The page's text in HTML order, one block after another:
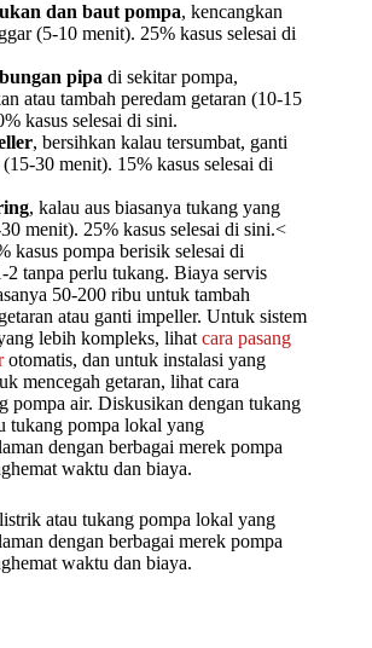
dan baut pompa, kencangkan
(5-10 menit). 25% kasus selesai di
pipa di sekitar pompa,
atau tambah peredam getaran (10-15
kasus selesai di sini.
, bersihkan kalau tersumbat, ganti
30 menit). 15% kasus selesai di
, kalau aus biasanya tukang yang
menit). 25% kasus selesai di sini.<
kasus pompa berisik selesai di
2 tanpa perlu tukang. Biaya servis
50-200 ribu untuk tambah
atau ganti impeller. Untuk sistem
lebih kompleks, lihat cara pasang
otomatis, dan untuk instalasi yang
mencegah getaran, lihat cara
pompa air. Diskusikan dengan tukang
tukang pompa lokal yang
dengan berbagai merek pompa
waktu dan biaya.
atau tukang pompa lokal yang
dengan berbagai merek pompa
waktu dan biaya.